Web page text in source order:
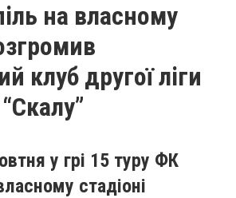
на власному
клуб другої ліги
у грі 15 туру ФК
стадіоні